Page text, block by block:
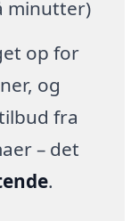
minutter)
op for
og
fra
– det
.